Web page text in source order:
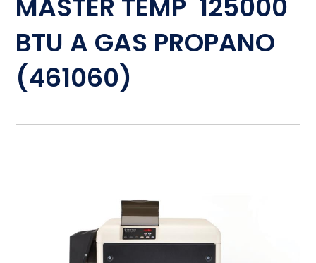
MASTER TEMP 125000
BTU A GAS PROPANO
(461060)